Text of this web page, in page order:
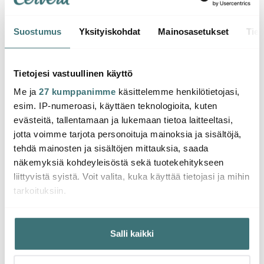
Suostumus Yksityiskohdat Mainosasetukset
Tietojesi vastuullinen käyttö
Me ja 27 kumppanimme käsittelemme henkilötietojasi,
esim. IP-numeroasi, käyttäen teknologioita, kuten
evästeitä, tallentamaan ja lukemaan tietoa laitteeltasi,
jotta voimme tarjota personoituja mainoksia ja sisältöjä,
tehdä mainosten ja sisältöjen mittauksia, saada
näkemyksiä kohdeyleisöstä sekä tuotekehitykseen
liittyvistä syistä. Voit valita, kuka käyttää tietojasi ja mihin
tarkoituksiin.
Jos sallit, haluamme myös tehdä seuraavia:
Kerätä tietoja maantieteellisestä sijainnistasi,
mahdollisesti muutaman metrin tarkkuudella
Salli kaikki
Le Creuset Kauhan
21.00 €
Saatavilla
Piirakkavuoka 28 cm
69.00 €
Saatavilla
Saatat pitää myös näistä